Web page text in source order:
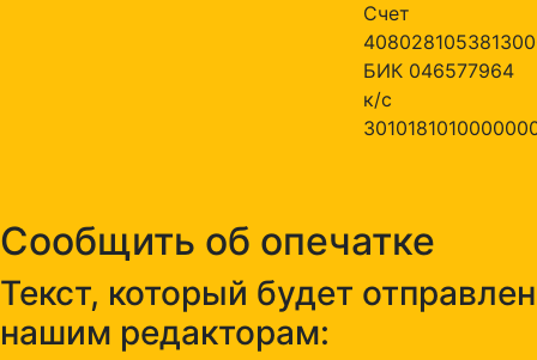
Счет
БИК 046577964
к/с
Сообщить об опечатке
Текст, который будет отправлен
нашим редакторам: